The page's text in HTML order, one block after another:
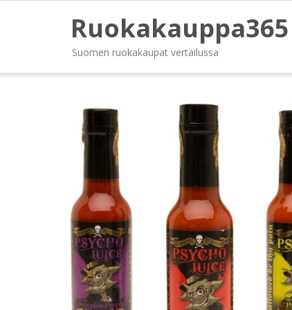
Ruokakauppa365
Suomen ruokakaupat vertailussa